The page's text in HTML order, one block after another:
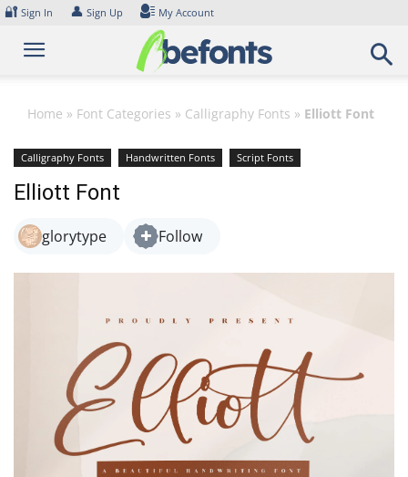
Skip
content
🔐 Sign In 👤 Sign Up My Account
Home » Font Categories » Calligraphy Fonts » Elliott Font
Calligraphy Fonts Handwritten Fonts Script Fonts
Elliott Font
glorytype Follow